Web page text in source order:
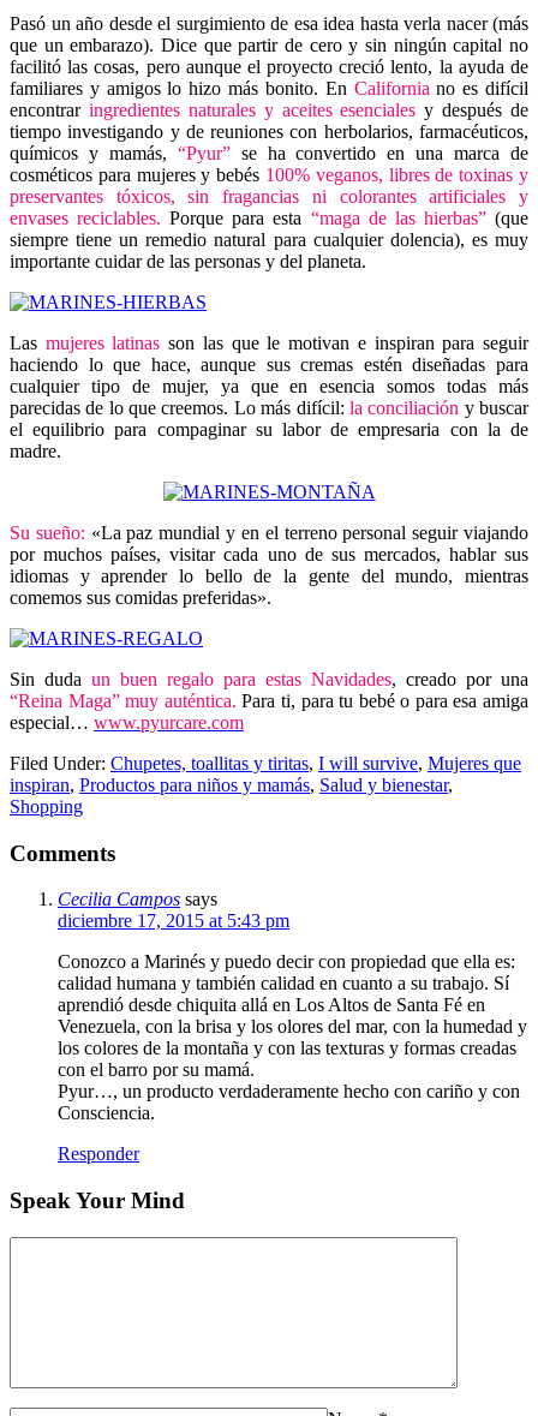
Pasó un año desde el surgimiento de esa idea hasta verla nacer (más
que un embarazo). Dice que partir de cero y sin ningún capital no
facilitó las cosas, pero aunque el proyecto creció lento, la ayuda de
familiares y amigos lo hizo más bonito. En California no es difícil
encontrar ingredientes naturales y aceites esenciales y después de
tiempo investigando y de reuniones con herbolarios, farmacéuticos,
químicos y mamás, “Pyur”se ha convertido en una marca de
cosméticos para mujeres y bebés 100% veganos, libres de toxinas y
preservantes tóxicos, sin fragancias ni colorantes artificiales y
envases reciclables. Porque para esta “maga de las hierbas”(que
siempre tiene un remedio natural para cualquier dolencia), es muy
importante cuidar de las personas y del planeta.
Las mujeres latinas son las que le motivan e inspiran para seguir
haciendo lo que hace, aunque sus cremas estén diseñadas para
cualquier tipo de mujer, ya que en esencia somos todas más
parecidas de lo que creemos. Lo más difícil: la conciliación y buscar
el equilibrio para compaginar su labor de empresaria con la de
madre.
Su sueño: «La paz mundial y en el terreno personal seguir viajando
por muchos países, visitar cada uno de sus mercados, hablar sus
idiomas y aprender lo bello de la gente del mundo, mientras
comemos sus comidas preferidas».
Sin duda un buen regalo para estas Navidades, creado por una
“Reina Maga” muy auténtica. Para ti, para tu bebé o para esa amiga
especial… www.pyurcare.com
Filed Under: Chupetes, toallitas y tiritas, I will survive, Mujeres que
inspiran, Productos para niños y mamás, Salud y bienestar,
Shopping
Comments
Cecilia Campos says
diciembre 17, 2015 at 5:43 pm
Conozco a Marinés y puedo decir con propiedad que ella es:
calidad humana y también calidad en cuanto a su trabajo. Sí
aprendió desde chiquita allá en Los Altos de Santa Fé en
Venezuela, con la brisa y los olores del mar, con la humedad y
los colores de la montaña y con las texturas y formas creadas
con el barro por su mamá.
Pyur…, un producto verdaderamente hecho con cariño y con
Consciencia.
Responder
Speak Your Mind